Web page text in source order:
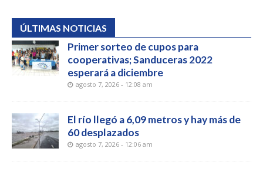
ÚLTIMAS NOTICIAS
Primer sorteo de cupos para
cooperativas; Sanduceras 2022
esperará a diciembre
agosto 7, 2026 - 12:08 am
El río llegó a 6,09 metros y hay más de
60 desplazados
agosto 7, 2026 - 12:06 am